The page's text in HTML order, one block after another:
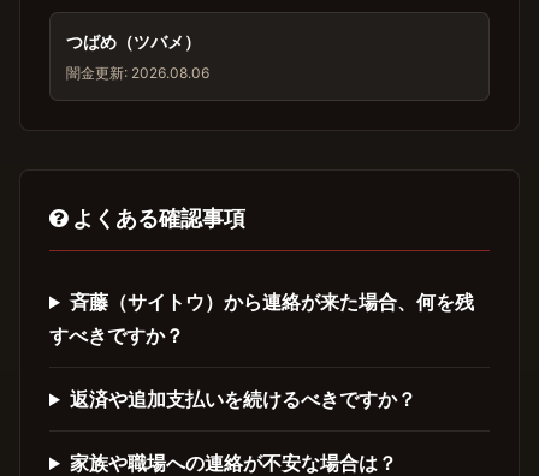
つばめ（ツバメ）
闇金更新: 2026.08.06
よくある確認事項
斉藤（サイトウ）から連絡が来た場合、何を残
すべきですか？
返済や追加支払いを続けるべきですか？
家族や職場への連絡が不安な場合は？